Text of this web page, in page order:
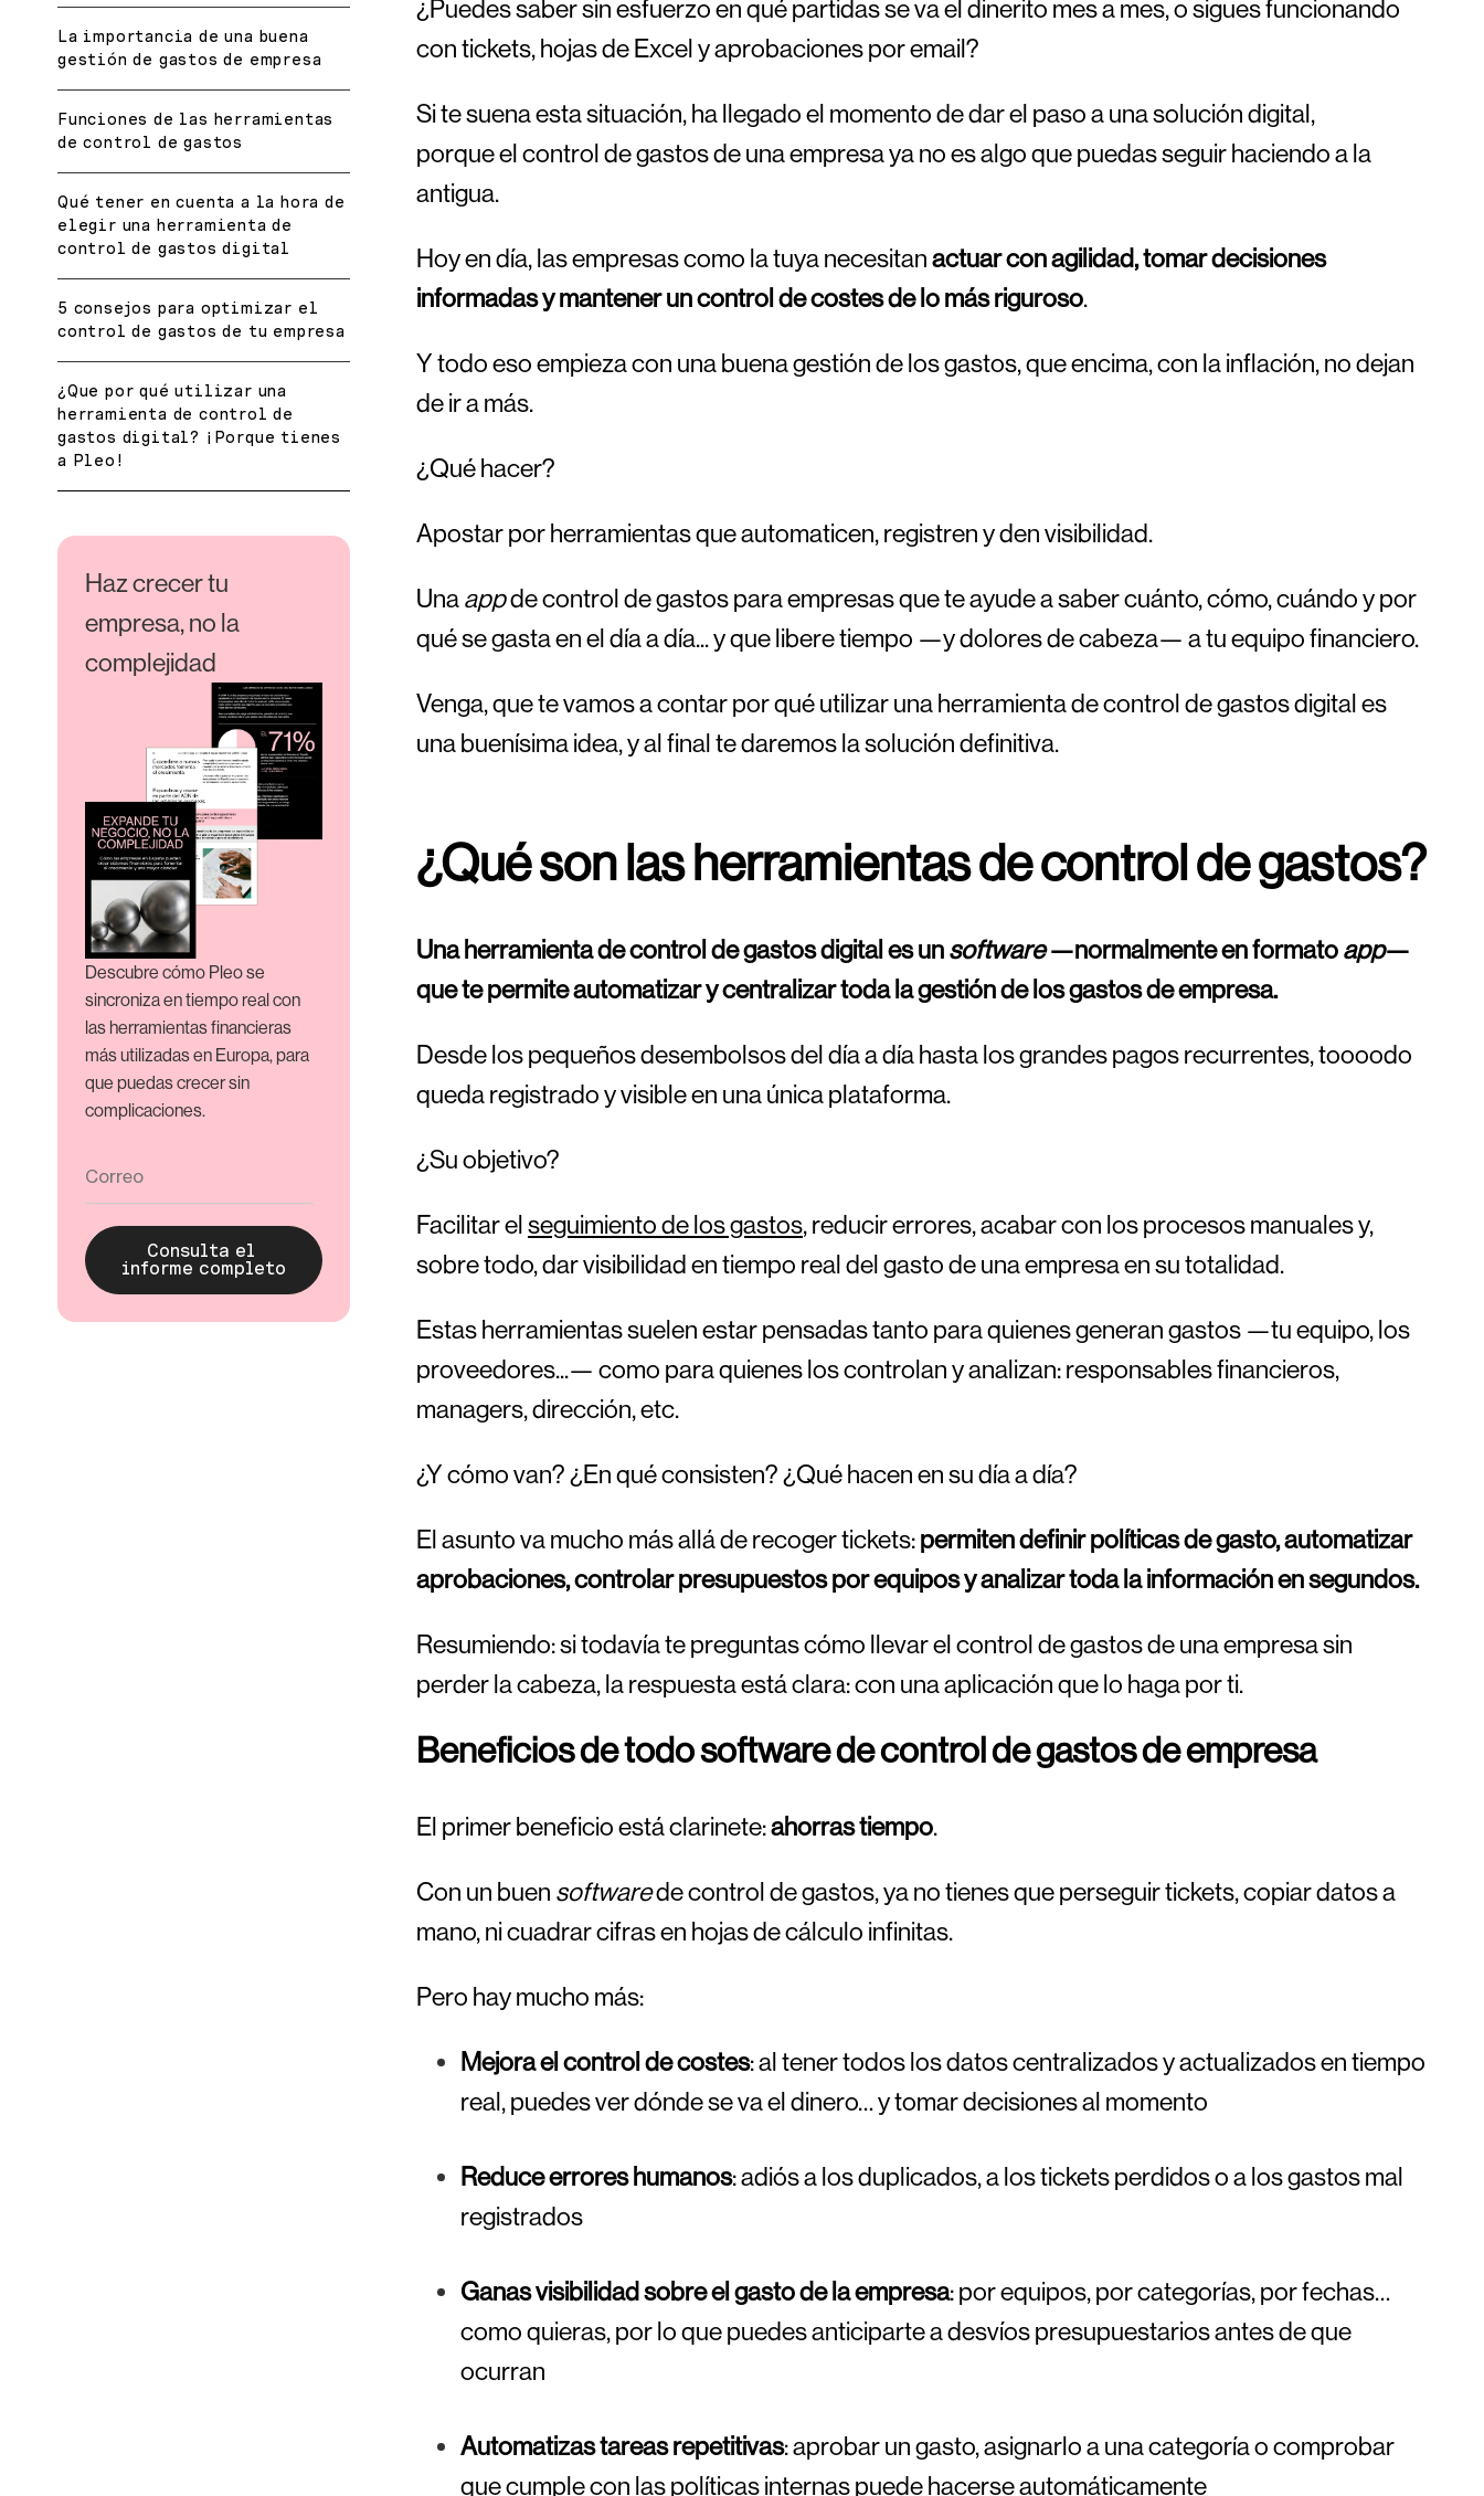
La importancia de una buena
gestión de gastos de empresa
Funciones de las herramientas
de control de gastos
Qué tener en cuenta a la hora de
elegir una herramienta de
control de gastos digital
5 consejos para optimizar el
control de gastos de tu empresa
¿Que por qué utilizar una
herramienta de control de
gastos digital? ¡Porque tienes
a Pleo!
Haz crecer tu
empresa, no la
complejidad
Descubre cómo Pleo se
sincroniza en tiempo real con
las herramientas financieras
más utilizadas en Europa, para
que puedas crecer sin
complicaciones.
¿Puedes saber sin esfuerzo en qué partidas se va el dinerito mes a mes, o sigues funcionando
con tickets, hojas de Excel y aprobaciones por email?
Si te suena esta situación, ha llegado el momento de dar el paso a una solución digital,
porque el control de gastos de una empresa ya no es algo que puedas seguir haciendo a la
antigua.
Hoy en día, las empresas como la tuya necesitanactuar con agilidad, tomar decisiones
informadas y mantener un control de costes de lo más riguroso.
Y todo eso empieza con una buena gestión de los gastos, que encima, con la inflación, no dejan
de ir a más.
¿Qué hacer?
Apostar por herramientas que automaticen, registren y den visibilidad.
Unaappde control de gastos para empresas que te ayude a saber cuánto, cómo, cuándo y por
qué se gasta en el día a día... y que libere tiempo —y dolores de cabeza— a tu equipo financiero.
Venga, que te vamos a contar por qué utilizar una herramienta de control de gastos digital es
una buenísima idea, y al final te daremos la solución definitiva.
¿Qué son las herramientas de control de gastos?
Una herramienta de control de gastos digital es unsoftware—normalmente en formatoapp—
que te permite automatizar y centralizar toda la gestión de los gastos de empresa.
Desde los pequeños desembolsos del día a día hasta los grandes pagos recurrentes, toooodo
queda registrado y visible en una única plataforma.
¿Su objetivo?
Facilitar elseguimiento de los gastos, reducir errores, acabar con los procesos manuales y,
sobre todo, dar visibilidad en tiempo real del gasto de una empresa en su totalidad.
Estas herramientas suelen estar pensadas tanto para quienes generan gastos —tu equipo, los
proveedores...— como para quienes los controlan y analizan: responsables financieros,
managers, dirección, etc.
¿Y cómo van? ¿En qué consisten? ¿Qué hacen en su día a día?
El asunto va mucho más allá de recoger tickets:permiten definir políticas de gasto, automatizar
aprobaciones, controlar presupuestos por equipos y analizar toda la información en segundos.
Resumiendo: si todavía te preguntas cómo llevar el control de gastos de una empresa sin
perder la cabeza, la respuesta está clara: con una aplicación que lo haga por ti.
Beneficios de todo software de control de gastos de empresa
El primer beneficio está clarinete:ahorras tiempo.
Con un buen softwarede control de gastos, ya no tienes que perseguir tickets, copiar datos a
mano, ni cuadrar cifras en hojas de cálculo infinitas.
Pero hay mucho más:
Mejora el control de costes: al tener todos los datos centralizados y actualizados en tiempo
real, puedes ver dónde se va el dinero… y tomar decisiones al momento
Reduce errores humanos: adiós a los duplicados, a los tickets perdidos o a los gastos mal
registrados
Ganas visibilidad sobre el gasto de la empresa: por equipos, por categorías, por fechas…
como quieras, por lo que puedes anticiparte a desvíos presupuestarios antes de que
ocurran
Automatizas tareas repetitivas: aprobar un gasto, asignarlo a una categoría o comprobar
que cumple con las políticas internas puede hacerse automáticamente